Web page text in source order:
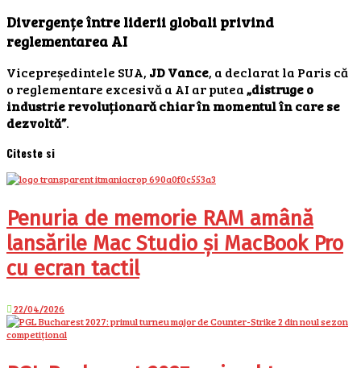
Divergențe între liderii globali privind
reglementarea AI
Vicepreședintele SUA, JD Vance, a declarat la Paris că
o reglementare excesivă a AI ar putea„distruge o
industrie revoluționară chiar în momentul în care se
dezvoltă”.
Citeste si
Penuria de memorie RAM amână
lansările Mac Studio și MacBook Pro
cu ecran tactil
22/04/2026